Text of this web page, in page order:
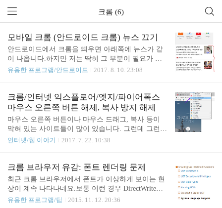
크롬 (6)
모바일 크롬 (안드로이드 크롬) 뉴스 끄기
안드로이드에서 크롬을 띄우면 아래쪽에 뉴스가 같
이 나옵니다.하지만 저는 딱히 그 부분이 필요가 없
었고, 이를 끌 수 있는 방법이 있더라구요. 바로 이 부
모바일 크롬 브라우저를 재시작하시면 됩니다. chro
me://flags/#enable-ntp-remote-suggestions 해당 기능을
disable 하고 나면 아래처럼 바뀝니다. 더 이상 원치
않는 뉴스를 안 봐도 됩니다~
유용한 프로그램/안드로이드 2017. 8. 10. 23:08
크롬/인터넷 익스플로어/엣지/파이어폭스
마우스 오른쪽 버튼 해제, 복사 방지 해제
마우스 오른쪽 버튼이나 마우스 드래그, 복사 등이
막혀 있는 사이트들이 많이 있습니다. 그런데 그런
사이트 중에서도 정말 길게 쳐야 하는 데, 복사가 안
인을 깔지 않고도 크롬(Chrome), 파이어폭스(FIrefo
x), 인터넷 익스플로어(Internet Explorer, IE), 엣지(Mi
crosoft EDGE)에서 다 마우스 오른쪽 버튼 해제(우
가능한 방법이 있습니다. 심지어 Opera(오페라)도 가
인터넷/웹 이야기 2017. 7. 22. 10:38
크롬 브라우저 유감: 폰트 렌더링 문제
최근 크롬 브라우저에서 폰트가 이상하게 보이는 현
상이 계속 나타나네요.보통 이런 경우 DirectWrite를
조절하면 됩니다.그런데 아예 이런 현상이 나타나는
유용한 프로그램/팁 2015. 11. 12. 20:36